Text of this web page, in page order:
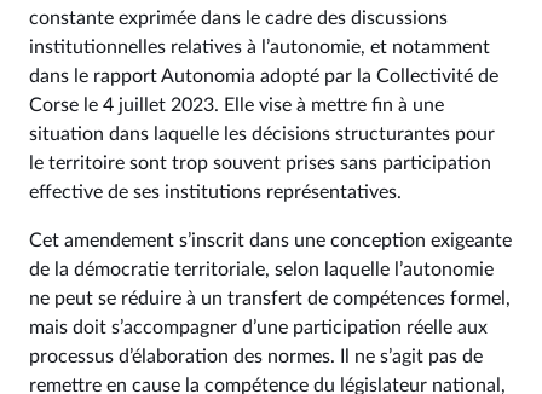
constante exprimée dans le cadre des discussions
institutionnelles relatives à l’autonomie, et notamment
dans le rapport Autonomia adopté par la Collectivité de
Corse le 4 juillet 2023. Elle vise à mettre fin à une
situation dans laquelle les décisions structurantes pour
le territoire sont trop souvent prises sans participation
effective de ses institutions représentatives.
Cet amendement s’inscrit dans une conception exigeante
de la démocratie territoriale, selon laquelle l’autonomie
ne peut se réduire à un transfert de compétences formel,
mais doit s’accompagner d’une participation réelle aux
processus d’élaboration des normes. Il ne s’agit pas de
remettre en cause la compétence du législateur national,